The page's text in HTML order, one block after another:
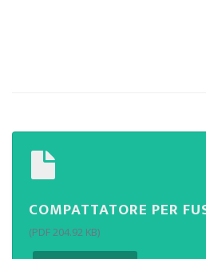
COMPATTATORE PER
(PDF 204.92 KB)